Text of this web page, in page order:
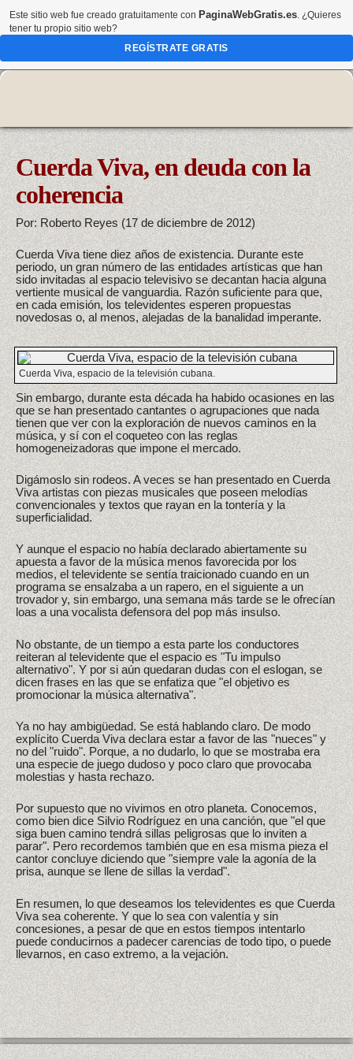
Cuerda Viva, en deuda con la
coherencia
Por: Roberto Reyes (17 de diciembre de 2012)
Cuerda Viva tiene diez años de existencia. Durante este
periodo, un gran número de las entidades artísticas que han
sido invitadas al espacio televisivo se decantan hacia alguna
vertiente musical de vanguardia. Razón suficiente para que,
en cada emisión, los televidentes esperen propuestas
novedosas o, al menos, alejadas de la banalidad imperante.
Cuerda Viva, espacio de la televisión cubana.
Sin embargo, durante esta década ha habido ocasiones en las
que se han presentado cantantes o agrupaciones que nada
tienen que ver con la exploración de nuevos caminos en la
música, y sí con el coqueteo con las reglas
homogeneizadoras que impone el mercado.
Digámoslo sin rodeos. A veces se han presentado en Cuerda
Viva artistas con piezas musicales que poseen melodías
convencionales y textos que rayan en la tontería y la
superficialidad.
Y aunque el espacio no había declarado abiertamente su
apuesta a favor de la música menos favorecida por los
medios, el televidente se sentía traicionado cuando en un
programa se ensalzaba a un rapero, en el siguiente a un
trovador y, sin embargo, una semana más tarde se le ofrecían
loas a una vocalista defensora del pop más insulso.
No obstante, de un tiempo a esta parte los conductores
reiteran al televidente que el espacio es "Tu impulso
alternativo". Y por si aún quedaran dudas con el eslogan, se
dicen frases en las que se enfatiza que "el objetivo es
promocionar la música alternativa".
Ya no hay ambigüedad. Se está hablando claro. De modo
explícito Cuerda Viva declara estar a favor de las "nueces" y
no del "ruido". Porque, a no dudarlo, lo que se mostraba era
una especie de juego dudoso y poco claro que provocaba
molestias y hasta rechazo.
Por supuesto que no vivimos en otro planeta. Conocemos,
como bien dice Silvio Rodríguez en una canción, que "el que
siga buen camino tendrá sillas peligrosas que lo inviten a
parar". Pero recordemos también que en esa misma pieza el
cantor concluye diciendo que "siempre vale la agonía de la
prisa, aunque se llene de sillas la verdad".
En resumen, lo que deseamos los televidentes es que Cuerda
Viva sea coherente. Y que lo sea con valentía y sin
concesiones, a pesar de que en estos tiempos intentarlo
puede conducirnos a padecer carencias de todo tipo, o puede
llevarnos, en caso extremo, a la vejación.
Este sitio web fue creado gratuitamente con PaginaWebGratis.es. ¿Quieres
tener tu propio sitio web?
REGÍSTRATE GRATIS